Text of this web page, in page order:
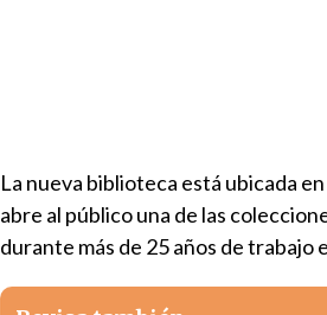
La nueva biblioteca está ubicada
abre al público una de las
durante más de 25 años de